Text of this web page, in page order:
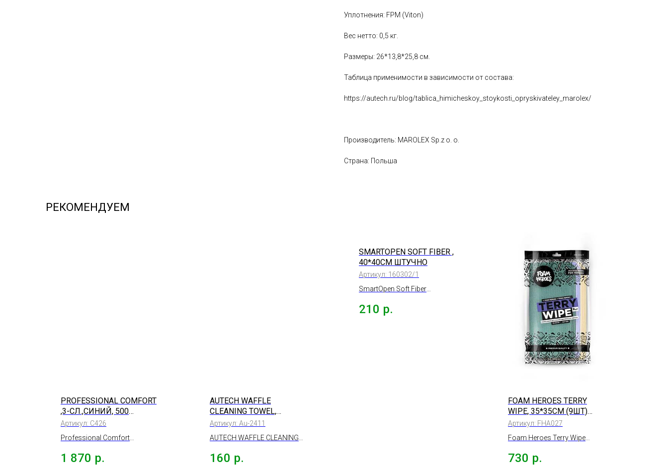
Уплотнения: FPM (Viton)
Вес нетто: 0,5 кг.
Размеры: 26*13,8*25,8 см.
Таблица применимости в зависимости от состава:
https://autech.ru/blog/tablica_himicheskoy_stoykosti_opryskivateley_marolex/
Производитель: MAROLEX Sp.z o. o.
Страна: Польша
РЕКОМЕНДУЕМ
PROFESSIONAL COMFORT
,3-СЛ.,СИНИЙ, 500
ЛИСТОВ
Артикул: С426
Professional Comfort
сл.,33х35см, синий, 500
1 870 р.
AUTECH WAFFLE
CLEANING TOWEL,
ГОЛУБОЕ, 60*40СМ
Артикул: Au-2411
AUTECH WAFFLE CLEANING
протирки оверлоченное
160 р.
SMARTOPEN SOFT FIBER ,
40*40СМ ШТУЧНО
Артикул: 160302/1
SmartOpen Soft Fiber
супермягкая 40*40 ШТУЧНО
210 р.
FOAM HEROES TERRY
WIPE, 35*35СМ (9ШТ)
300ГР/М2
Артикул: FHA027
Foam Heroes Terry Wipe
двусторонняя микрофибра
730 р.